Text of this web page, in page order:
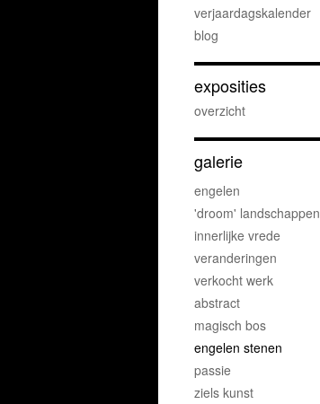
verjaardagskalender
blog
exposities
overzicht
galerie
engelen
'droom' landschappen
innerlijke vrede
veranderingen
verkocht werk
abstract
magisch bos
engelen stenen
passie
ziels kunst